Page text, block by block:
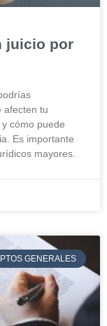
juicio por
afecten tu
cómo puede
Es importante
mayores.
GENERALES